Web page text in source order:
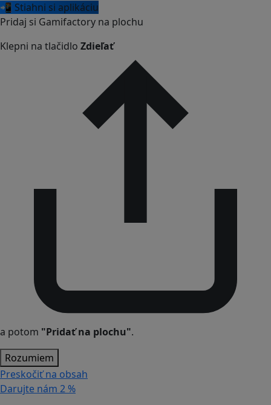
📲 Stiahni si aplikáciu
Pridaj si Gamifactory na plochu
Klepni na tlačidlo Zdieľať
a potom "Pridať na plochu".
Rozumiem
Preskočiť na obsah
Darujte nám 2 %